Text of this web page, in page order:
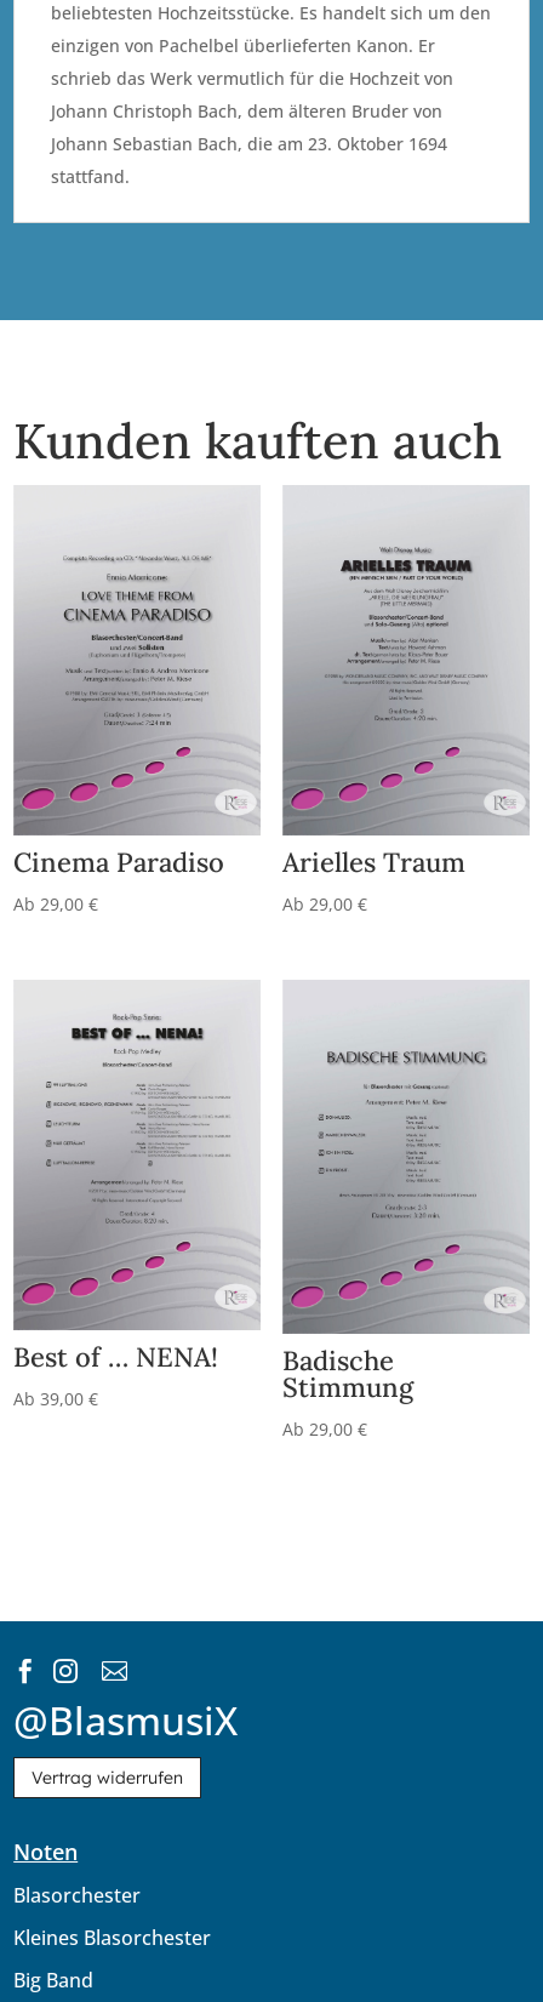
beliebtesten Hochzeitsstücke. Es handelt sich um den
einzigen von Pachelbel überlieferten Kanon. Er
schrieb das Werk vermutlich für die Hochzeit von
Johann Christoph Bach, dem älteren Bruder von
Johann Sebastian Bach, die am 23. Oktober 1694
stattfand.
Kunden kauften auch
Cinema Paradiso
Ab 29,00€
Arielles Traum
Ab 29,00 €
Best of … NENA!
Ab 39,00€
Badische
Stimmung
Ab 29,00 €
  
@BlasmusiX
Vertrag widerrufen
Noten
Blasorchester
Kleines Blasorchester
Big Band